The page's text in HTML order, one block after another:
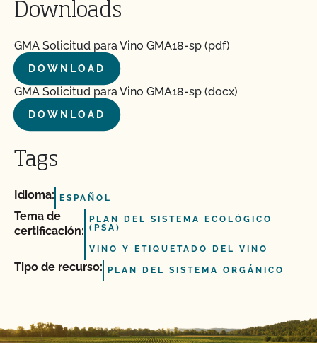
Downloads
GMA Solicitud para Vino GMA18-sp (pdf)
DOWNLOAD
GMA Solicitud para Vino GMA18-sp (docx)
DOWNLOAD
Tags
Idioma: ESPAÑOL
Tema de
certificación:
PLAN DEL SISTEMA ECOLÓGICO
(PSA)
VINO Y ETIQUETADO DEL VINO
Tipo de recurso: PLAN DEL SISTEMA ORGÁNICO